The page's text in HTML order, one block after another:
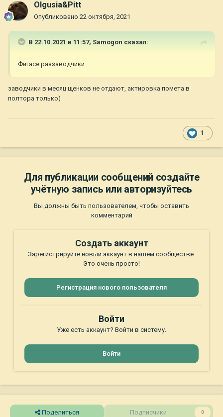
Olgusia&Pitt
Опубликовано 22 октября, 2021
В 22.10.2021 в 11:57, Samogon сказал:
Фигасе раззаводчики
заводчики в месяц щенков не отдают, актировка помета в
полтора только)
1
Для публикации сообщений создайте
учётную запись или авторизуйтесь
Вы должны быть пользователем, чтобы оставить
комментарий
Создать аккаунт
Зарегистрируйте новый аккаунт в нашем сообществе.
Это очень просто!
Регистрация нового пользователя
Войти
Уже есть аккаунт? Войти в систему.
Войти
Поделиться Подписчики 0